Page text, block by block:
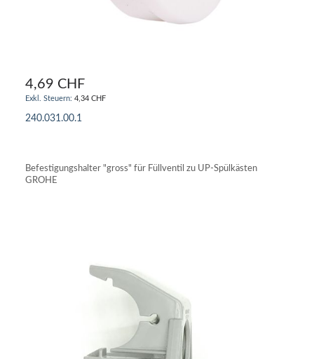
4,69 CHF
4,34 CHF
240.031.00.1
Befestigungshalter "gross" für Füllventil zu UP-Spülkästen
GROHE